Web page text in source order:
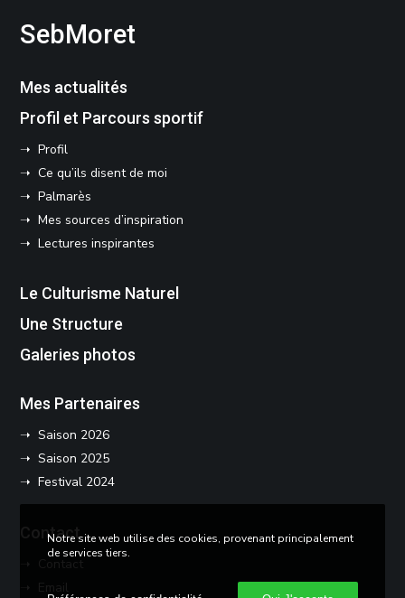
SebMoret
Mes actualités
Profil et Parcours sportif
➝ Profil
➝ Ce qu’ils disent de moi
➝ Palmarès
➝ Mes sources d’inspiration
➝ Lectures inspirantes
Le Culturisme Naturel
Une Structure
Galeries photos
Mes Partenaires
➝ Saison 2026
➝ Saison 2025
➝ Festival 2024
Contact
Notre site web utilise des cookies, provenant principalement
de services tiers.